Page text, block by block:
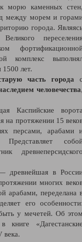
морю каменных
между морем и
города.
комплекс
лет.
часть города
человечества
Каспийские
на протяжении 15
персами, арабами
древнейшая в
многих
арабами, переделана
его
у мечетей. Об
века.